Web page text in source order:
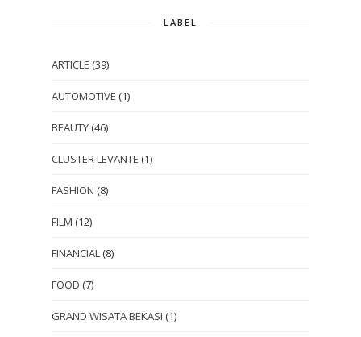
LABEL
ARTICLE (39)
AUTOMOTIVE (1)
BEAUTY (46)
CLUSTER LEVANTE (1)
FASHION (8)
FILM (12)
FINANCIAL (8)
FOOD (7)
GRAND WISATA BEKASI (1)